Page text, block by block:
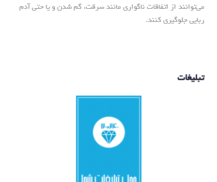
می‌توانند از اتفاقات ناگواری مانند سرقت، گم شدن و یا حتی آدم
ربایی جلوگیری کنند.
تبلیغات